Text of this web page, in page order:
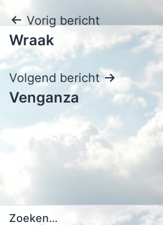
Bericht
navigatie
Vorig bericht
Wraak
Volgend bericht
Venganza
Zoeken…